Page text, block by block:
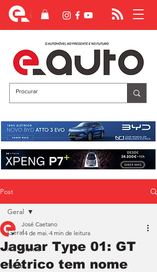
Post
Geral
Ao Volante
Teste
Geral
Jaguar Type 01: GT
elétrico tem nome
José Caetano
14 de mai. 4 min de leitura